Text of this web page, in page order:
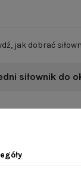
jak dobrać
siłownik do
domem